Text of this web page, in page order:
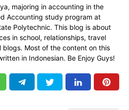
majoring in accounting in the
Accounting study program at
Polytechnic. This blog is about
in school, relationships, travel
blogs. Most of the content on this
in Indonesian. Be Enjoy Guys!